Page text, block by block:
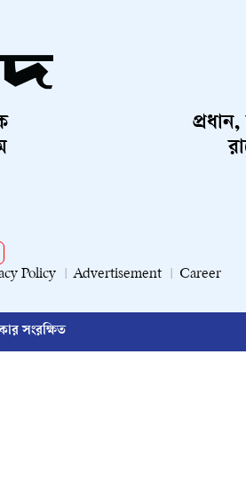
Policy Advertisement Career
সংরক্ষিত